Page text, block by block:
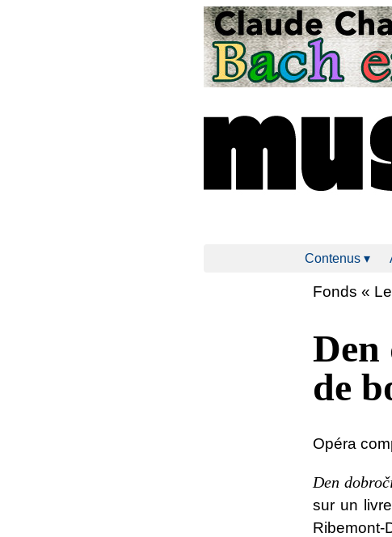
Contenus ▾
Fonds «
de
Opéra
Den
sur un
Ribemont-